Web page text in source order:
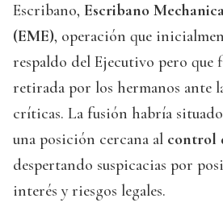
Escribano, Escribano
(EME), operación que
respaldo del Ejecutivo pero que
retirada por los hermanos ante
críticas. La fusión habría
una posición cercana al control
despertando suspicacias por
interés y riesgos legales.